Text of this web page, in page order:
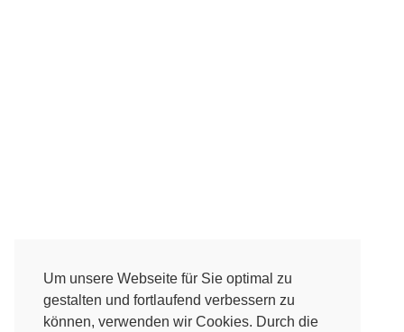
Um unsere Webseite für Sie optimal zu
gestalten und fortlaufend verbessern zu
können, verwenden wir Cookies. Durch die